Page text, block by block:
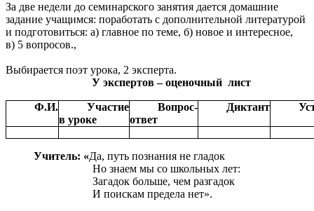
За две недели до семинарского занятия дается домашние
задание учащимся: поработать с дополнительной литературой
и подготовиться: а) главное по теме, б) новое и интересное,
в) 5 вопросов.,
Выбирается поэт урока, 2 эксперта.
У экспертов – оценочный лист
Ф.И.
Участие
в уроке
Вопрос-
ответ
Диктант
Учитель: «Да, путь познания не гладок
Но знаем мы со школьных лет:
Загадок больше, чем разгадок
И поискам предела нет».